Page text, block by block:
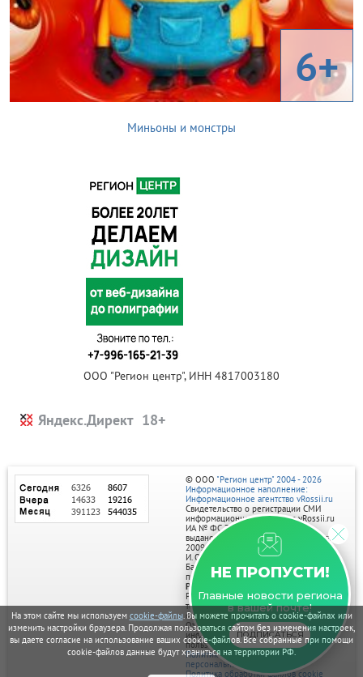
На этом сайте мы используем cookie-файлы. Вы можете прочитать о cookie-файлах или
изменить настройки браузера. Продолжая пользоваться сайтом без изменения настроек,
вы даете согласие на использование ваших cookie-файлов. Все собранные при помощи
cookie-файлов данные будут храниться на территории РФ.
6+
Миньоны и монстры
ООО "Регион центр", ИНН 4817003180
Яндекс.Директ
НЕ ПРОПУСТИ!
Главные новости региона
в вашей почте!
ПОДПИСАТЬСЯ
© ООО "Регион центр" 2004 - 2026
Информационное наполнение:
Информационное агентство vRossii.ru
Свидетельство о регистрации СМИ
информационного агентства vRossii.ru
ИА № ФС 77‑35502
выдано РОСКОМНАДЗОРом 04 марта
2009г.
И. О. Главного редактора Нарыков А. Н.
Баннеры на портале размещаются на
правах рекламы.
Реклама на портале:
Рекламное агентство "Умный маркетинг"
тел. 7-910-267-70-40,
email: umnyy.marketing@yandex.ru
Отдельные публикации могут содержать
информацию, не предназначенную для
пользователей до 18 лет.
Политика в отношении обработки
персональных данных
Политика обработки файлов cookie